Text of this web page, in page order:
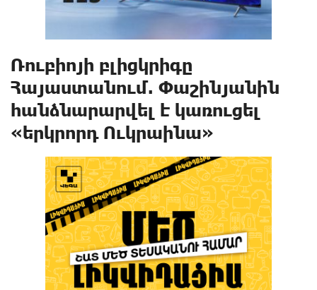
Ռուբիոյի բլիցկրիգը
Հայաստանում. Փաշինյանին
հանձնարարվել է կառուցել
«երկրորդ Ուկրաինա»